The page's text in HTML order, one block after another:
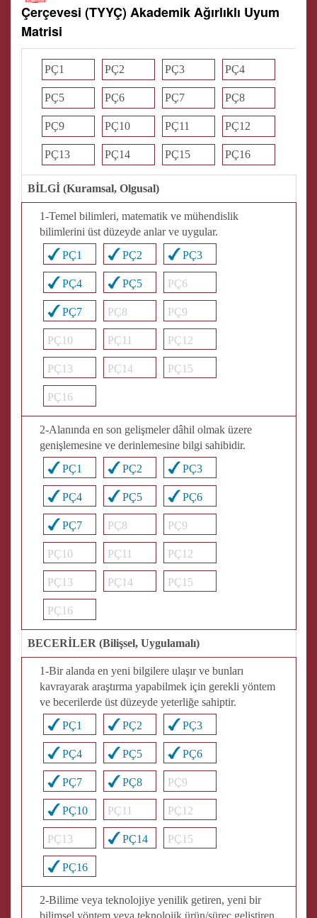
Çerçevesi (TYYÇ) Akademik Ağırlıklı Uyum
Matrisi
PÇ1 PÇ2 PÇ3 PÇ4
PÇ5 PÇ6 PÇ7 PÇ8
PÇ9 PÇ10 PÇ11 PÇ12
PÇ13 PÇ14 PÇ15 PÇ16
BİLGİ (Kuramsal, Olgusal)
1-Temel bilimleri, matematik ve mühendislik
bilimlerini üst düzeyde anlar ve uygular.
PÇ1
PÇ2 PÇ3
PÇ4 PÇ5 PÇ6
PÇ7 PÇ8 PÇ9
PÇ10 PÇ11 PÇ12
PÇ13 PÇ14 PÇ15
PÇ16
2-Alanında en son gelişmeler dâhil olmak üzere
genişlemesine ve derinlemesine bilgi sahibidir.
PÇ1
PÇ2 PÇ3
PÇ4 PÇ5 PÇ6
PÇ7 PÇ8 PÇ9
PÇ10 PÇ11 PÇ12
PÇ13 PÇ14 PÇ15
PÇ16
BECERİLER (Bilişsel, Uygulamalı)
1-Bir alanda en yeni bilgilere ulaşır ve bunları
kavrayarak araştırma yapabilmek için gerekli yöntem
ve becerilerde üst düzeyde yeterliğe sahiptir.
PÇ1
PÇ2 PÇ3
PÇ4 PÇ5 PÇ6
PÇ7 PÇ8 PÇ9
PÇ10 PÇ11 PÇ12
PÇ13 PÇ14 PÇ15
PÇ16
2-Bilime veya teknolojiye yenilik getiren, yeni bir